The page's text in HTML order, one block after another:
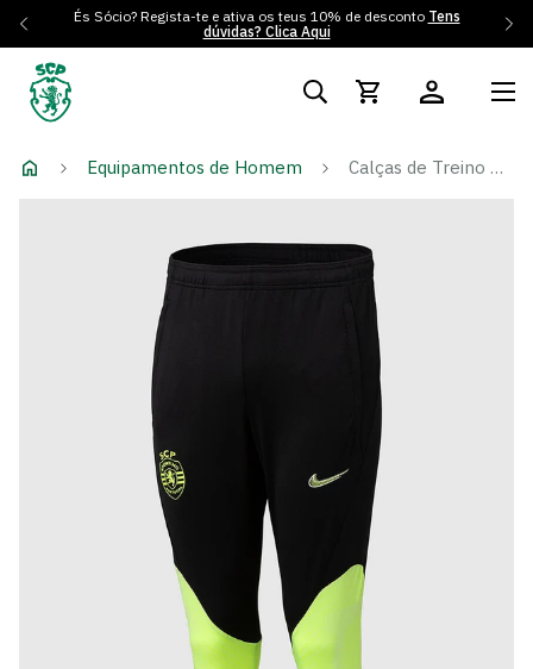
És Sócio? Regista-te e ativa os teus 10% de desconto Tens
dúvidas? Clica Aqui
Equipamentos de Homem Calças de Treino Winter Pack